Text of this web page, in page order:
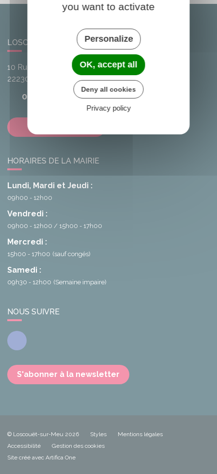
LOSCOUËT-SUR-MEU
10 Rue de l'Avenir
22230
Loscouët-sur-Meu
02 96 25 20 68
HORAIRES DE LA MAIRIE
Lundi, Mardi et Jeudi :
09h00 - 12h00
Vendredi :
09h00 - 12h00 15h00 - 17h00
Mercredi :
15h00 - 17h00 (sauf congés)
Samedi :
09h30 - 12h00 (Semaine impaire)
NOUS SUIVRE
Facebook
S'abonner à la newsletter
© Loscouët-sur-Meu 2026 Styles
Mentions légales
Accessibilité
Gestion des cookies
Site créé avec Artifica One
you want to activate
Personalize
OK, accept all
Deny all cookies
Privacy policy